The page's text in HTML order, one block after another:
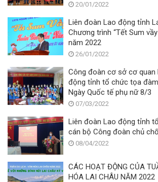
20/01/2022
Liên đoàn Lao động tỉnh
Chương trình “Tết Sum
năm 2022
26/01/2022
Công đoàn cơ sở cơ quan
động tỉnh tổ chức tọa
Ngày Quốc tế phụ nữ 8/3
07/03/2022
Liên đoàn Lao động tỉnh
cán bộ Công đoàn chủ
08/04/2022
CÁC HOẠT ĐỘNG CỦA
HÓA LAI CHÂU NĂM 2022